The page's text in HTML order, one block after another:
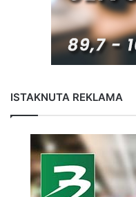
ISTAKNUTA REKLAMA